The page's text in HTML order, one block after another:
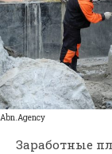
Abn.Agency
Заработные